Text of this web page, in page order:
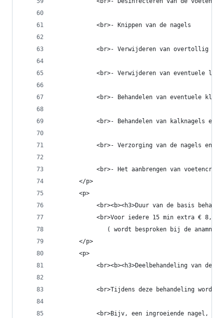
            <br>- Knippen van de nagels
<br>- Verwijderen van overtollig
<br>- Verwijderen van eventuele
<br>- Behandelen van eventuele
<br>- Behandelen van kalknagels en
<br>- Verzorging van de nagels en
<br>- Het aanbrengen van
       </p>
       <p>
<br><b><h3>Duur van de basis
<br>Voor iedere 15 min extra € 8,50
( wordt besproken bij de anamnese
       </p>
       <p>
<br><b><h3>Deelbehandeling van de
<br>Tijdens deze behandeling wordt
<br>Bijv, een ingroeiende nagel, 1